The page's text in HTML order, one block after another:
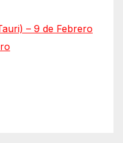
– 9 de Febrero